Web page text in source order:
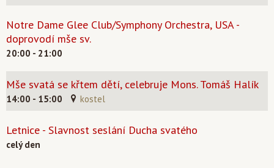
Notre Dame Glee Club/Symphony Orchestra, USA -
doprovodí mše sv.
20:00 - 21:00
Mše svatá se křtem dětí, celebruje Mons. Tomáš Halík
14:00 - 15:00 kostel
Letnice - Slavnost seslání Ducha svatého
celý den